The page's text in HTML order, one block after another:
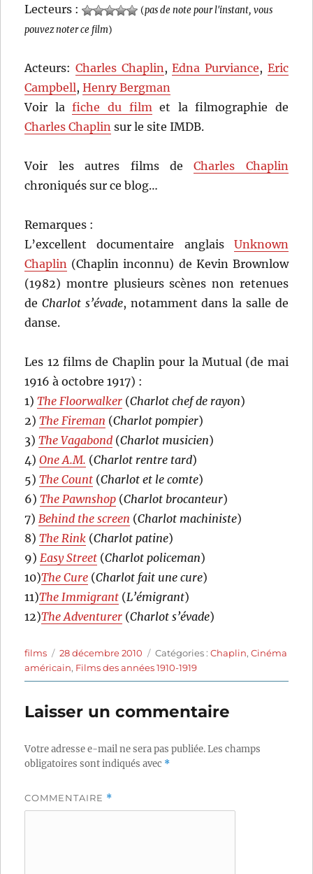
Lecteurs : (pas de note pour l'instant, vous
pouvez noter ce film)
Acteurs: Charles Chaplin,Edna Purviance, Eric
Campbell,Henry Bergman
Voir lafiche du filmet la filmographie de
Charles Chaplin sur le site IMDB.
Voir les autres films deCharles Chaplin
chroniqués sur ce blog…
Remarques :
L’excellent documentaire anglais Unknown
Chaplin (Chaplin inconnu) de Kevin Brownlow
(1982) montre plusieurs scènes non retenues
deCharlot s’évade, notamment dans la salle de
danse.
Les 12 films de Chaplin pour la Mutual (de mai
1916 à octobre 1917) :
1)The Floorwalker (Charlot chef de rayon)
2)The Fireman (Charlot pompier)
3)The Vagabond (Charlot musicien)
4)One A.M. (Charlot rentre tard)
5)The Count (Charlot et le comte)
6)The Pawnshop (Charlot brocanteur)
7)Behind the screen (Charlot machiniste)
8)The Rink (Charlot patine)
9)Easy Street (Charlot policeman)
10)The Cure (Charlot fait une cure)
11)The Immigrant (L’émigrant)
12)The Adventurer (Charlot s’évade)
Auteur
films
Publié
le
28 décembre 2010 Catégories
Catégories :Chaplin,Cinéma
américain, Films des années 1910-1919
Laisser un commentaire
Votre adresse e-mail ne sera pas publiée.Les champs
obligatoires sont indiqués avec *
COMMENTAIRE *